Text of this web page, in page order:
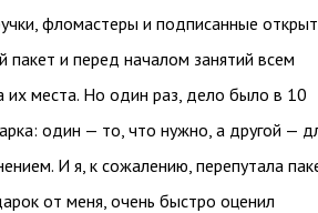
фломастеры и подписанные
пакет и перед началом занятий всем
их места. Но один раз, дело было в 10
один — то, что нужно, а другой —
И я, к сожалению, перепутала
от меня, очень быстро оценил